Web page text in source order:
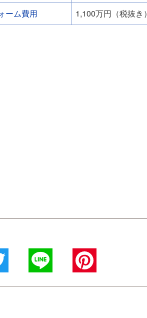
ーム費用
1,100万円（税抜き）